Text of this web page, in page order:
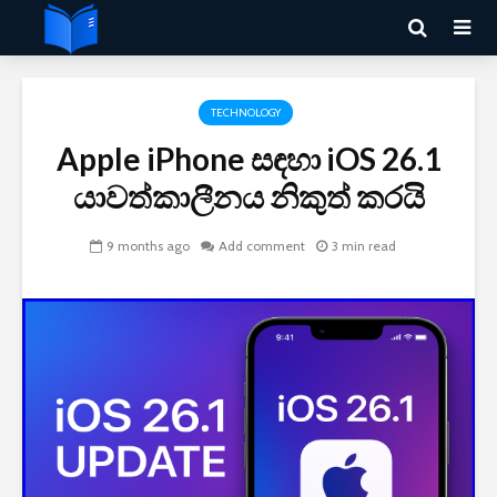
TECHNOLOGY
Apple iPhone සඳහා iOS 26.1
යාවත්කාලීනය නිකුත් කරයි
9 months ago Add comment 3 min read